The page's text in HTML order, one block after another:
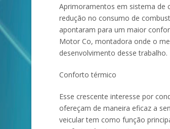
Aprimoramentos em sistema de
redução no consumo de
apontaram para um maior
Motor Co, montadora onde o
desenvolvimento desse trabalho.
Conforto térmico
Esse crescente interesse por
ofereçam de maneira eficaz a
veicular tem como função